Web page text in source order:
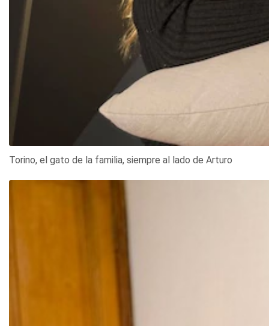
Torino, el gato de la familia, siempre al lado de Arturo